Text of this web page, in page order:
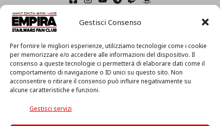
Gestisci Consenso
Per fornire le migliori esperienze, utilizziamo tecnologie come i cookie
per memorizzare e/o accedere alle informazioni del dispositivo. Il
consenso a queste tecnologie ci permetterà di elaborare dati come il
comportamento di navigazione o ID unici su questo sito. Non
acconsentire o ritirare il consenso può influire negativamente su
alcune caratteristiche e funzioni.
Gestisci servizi
Condizioni di Utilizzo
Privacy
I
l
m
i
c
c/o Centro MIR – 48124 Ravenna (RA) – C.F. 92094130397